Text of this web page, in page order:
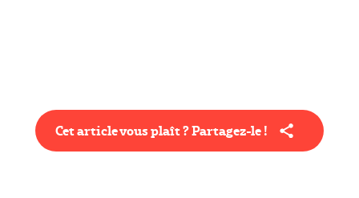
Cet article vous plaît ? Partagez-le !